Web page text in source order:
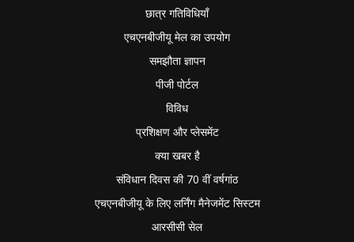
छात्र गतिविधियाँ
एचएनबीजीयू मेल का उपयोग
समझौता ज्ञापन
पीजी पोर्टल
विविध
प्रशिक्षण और प्लेसमेंट
क्या खबर है
संविधान दिवस की 70 वीं वर्षगांठ
एचएनबीजीयू के लिए लर्निंग मैनेजमेंट सिस्टम
आरसीसी सेल